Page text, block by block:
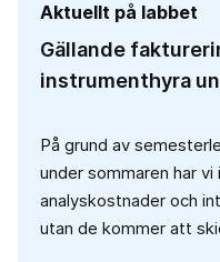
Aktuellt på labbet
Gällande
instrumenthyra
På grund av
under sommaren har
analyskostnader och
utan de kommer att